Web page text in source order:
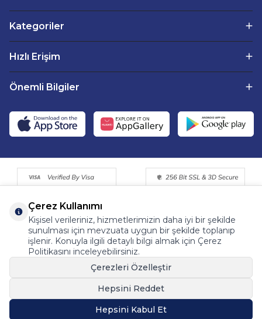
Kategoriler
Hızlı Erişim
Önemli Bilgiler
©2015 - 2025 Tüm Hakkı Saklıdır. Fermentemutfagim.com
Dijital Pazarlama Partneri | Tohum Medya™
Çerez Kullanımı
Kişisel verileriniz, hizmetlerimizin daha iyi bir şekilde
sunulması için mevzuata uygun bir şekilde toplanıp
işlenir. Konuyla ilgili detaylı bilgi almak için Çerez
Politikasını inceleyebilirsiniz.
Çerezleri Özelleştir
Hepsini Reddet
Hepsini Kabul Et